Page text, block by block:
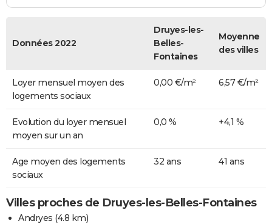
Données 2022
Druyes-les-
Belles-
Fontaines
Moyenne
des villes
Loyer mensuel moyen des
logements sociaux
0,00 €/m² 6,57 €/m²
Evolution du loyer mensuel
moyen sur un an
0,0 % +4,1 %
Age moyen des logements
sociaux
32 ans 41 ans
Villes proches de Druyes-les-Belles-Fontaines
Andryes (4.8 km)